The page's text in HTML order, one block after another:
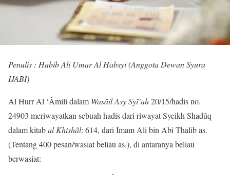
Penulis : Habib Ali Umar Al Habsyi (Anggota Dewan Syura
IJABI)
Al Hurr Al ‘Âmili dalam Wasâil Asy Syî’ah20/15/hadis no.
24903 meriwayatkan sebuah hadis dari riwayat Syeikh Shadûq
dalam kitabal Khishâl: 614, dari Imam Ali bin Abi Thalib as.
(Tentang 400 pesan/wasiat beliau as.), di antaranya beliau
berwasiat: